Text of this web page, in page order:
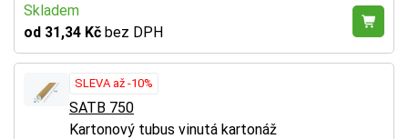
Skladem
od 31,34 Kč bez DPH
SLEVA až -10%
SATB 750
Kartonový tubus vinutá kartonáž